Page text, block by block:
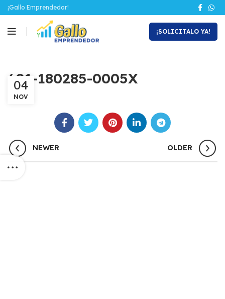
¡Gallo Emprendedor!
¡SOLICITALO YA!
601-180285-0005X
04
NOV
NEWER OLDER